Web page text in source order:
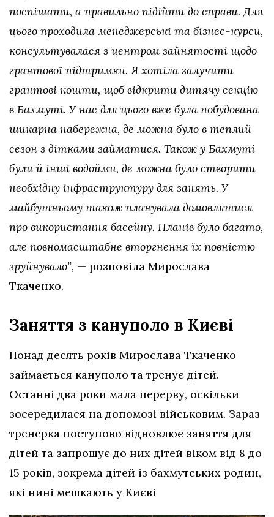
поспішати, а правильно підійти до справи. Для
цього проходила менеджерські та бізнес-курси,
консультувалася з центром зайнятості щодо
грантової підтримки. Я хотіла залучити
грантові кошти, щоб відкрити дитячу секцію
в Бахмуті. У нас для цього вже була побудована
шикарна набережна, де можна було в теплий
сезон з дітками займатися. Також у Бахмуті
були й інші водойми, де можна було створити
необхідну інфраструктуру для занять. У
майбутньому також планувала домовлятися
про використання басейну. Планів було багато,
але повномасштабне вторгнення їх повністю
зруйнувало”, — розповіла Мирослава
Ткаченко.
Заняття з кануполо в Києві
Понад десять років Мирослава Ткаченко
займається кануполо та тренує дітей.
Останні два роки мала перерву, оскільки
зосередилася на допомозі військовим. Зараз
тренерка поступово відновлює заняття для
дітей та запрошує до них дітей віком від 8 до
15 років, зокрема дітей із бахмутських родин,
які нині мешкають у Києві